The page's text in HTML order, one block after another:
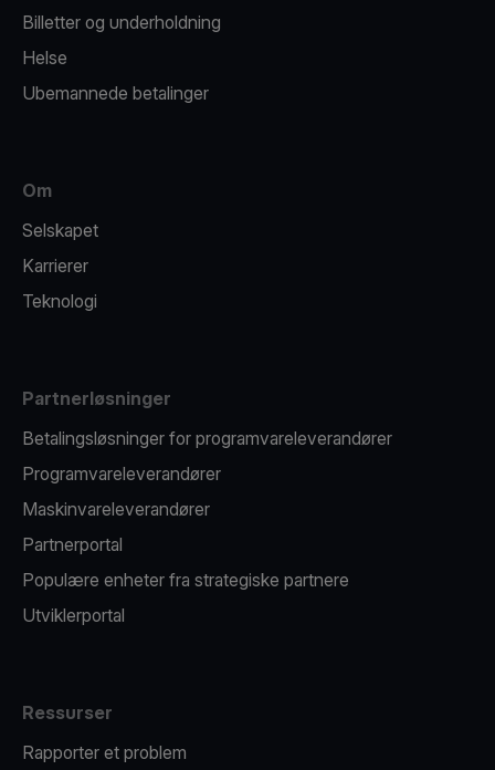
Billetter og underholdning
Helse
Ubemannede betalinger
Om
Selskapet
Karrierer
Teknologi
Partnerløsninger
Betalingsløsninger for programvareleverandører
Programvareleverandører
Maskinvareleverandører
Partnerportal
Populære enheter fra strategiske partnere
Utviklerportal
Ressurser
Rapporter et problem